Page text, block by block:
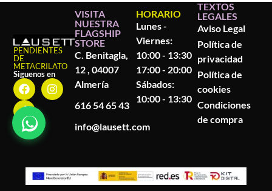
PENDIENTES
DE
METACRILATO
Siguenos en
VISITA
NUESTRA
FLAGSHIP
STORE
C. Benitagla,
12 , 04007
Almería
616 54 65 43
info@lausett.com
HORARIO
Lunes -
Viernes:
10:00 - 13:30
17:00 - 20:00
Sábados:
10:00 - 13:30
TEXTOS
LEGALES
Aviso Legal
Política de
privacidad
Política de
cookies
Condiciones
de compra